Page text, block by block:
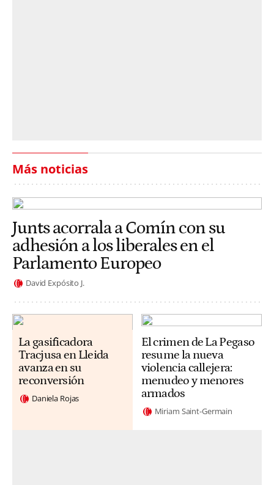
Más noticias
Junts acorrala a Comín con su
adhesión a los liberales en el
Parlamento Europeo
David Expósito J.
La gasificadora
Tracjusa en Lleida
avanza en su
reconversión
Daniela Rojas
El crimen de La Pegaso
resume la nueva
violencia callejera:
menudeo y menores
armados
Miriam Saint-Germain